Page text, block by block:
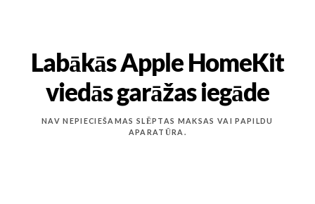
Labākās Apple HomeKit
viedās garāžas iegāde
NAV NEPIECIEŠAMAS SLĒPTAS MAKSAS VAI PAPILDU
APARATŪRA.